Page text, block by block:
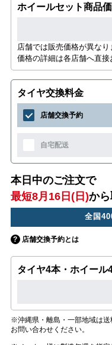
ホイールセット商品
店舗では販売価格が異なり
価格の詳細は各店舗へ直接
タイヤ交換料金
店舗交換予約
自宅配送
本日中のご注文で
最短8月16日(日)か
全国
店舗交換予約とは
タイヤ4本・ホイール
※沖縄県・離島・一部地域は送
お問い合わせください。